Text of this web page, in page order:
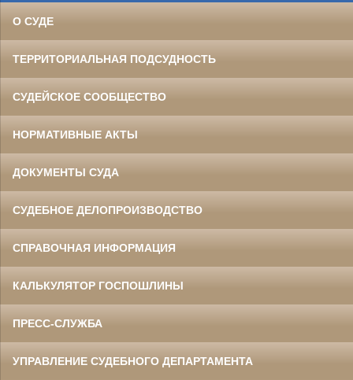
О СУДЕ
ТЕРРИТОРИАЛЬНАЯ ПОДСУДНОСТЬ
СУДЕЙСКОЕ СООБЩЕСТВО
НОРМАТИВНЫЕ АКТЫ
ДОКУМЕНТЫ СУДА
СУДЕБНОЕ ДЕЛОПРОИЗВОДСТВО
СПРАВОЧНАЯ ИНФОРМАЦИЯ
КАЛЬКУЛЯТОР ГОСПОШЛИНЫ
ПРЕСС-СЛУЖБА
УПРАВЛЕНИЕ СУДЕБНОГО ДЕПАРТАМЕНТА